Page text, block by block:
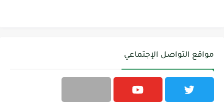
مواقع التواصل الإجتماعي